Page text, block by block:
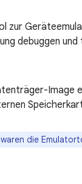
zur
debuggen und
Image
die